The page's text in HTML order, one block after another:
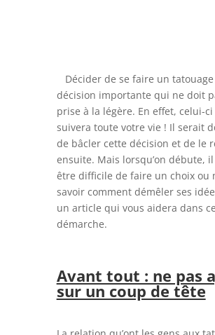
Décider de se faire un
décision importante qui ne doit
prise à la légère. En effet, celui-ci
suivera toute votre vie ! Il serait
de bâcler cette décision et de le
ensuite. Mais lorsqu’on débute,
être difficile de faire un choix ou
savoir comment démêler ses
un article qui vous aidera dans
démarche.
Avant tout : ne pas
sur un coup de tête